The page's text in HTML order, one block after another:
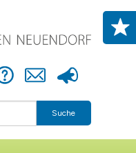
Hilfe Kontakt Presse
Suche